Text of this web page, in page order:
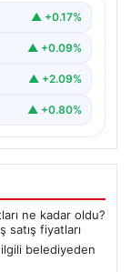
▲ +0.17%
▲ +0.09%
▲ +2.09%
▲ +0.80%
ne kadar oldu?
satış fiyatları
belediyeden